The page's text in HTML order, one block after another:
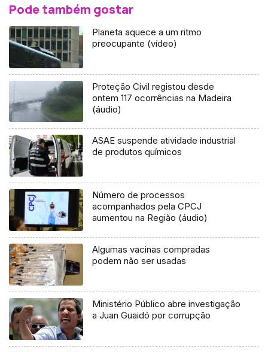
Pode também gostar
Planeta aquece a um ritmo
preocupante (vídeo)
Proteção Civil registou desde
ontem 117 ocorrências na Madeira
(áudio)
ASAE suspende atividade industrial
de produtos químicos
Número de processos
acompanhados pela CPCJ
aumentou na Região (áudio)
Algumas vacinas compradas
podem não ser usadas
Ministério Público abre investigação
a Juan Guaidó por corrupção